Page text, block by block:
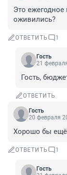
Это ежегодное
оживились?
ОТВЕТИТЬ 1
Гость
21
Гость,
ОТВЕТИТЬ
Гость
20 февраля
Хорошо бы ещё
ОТВЕТИТЬ 1
Гость